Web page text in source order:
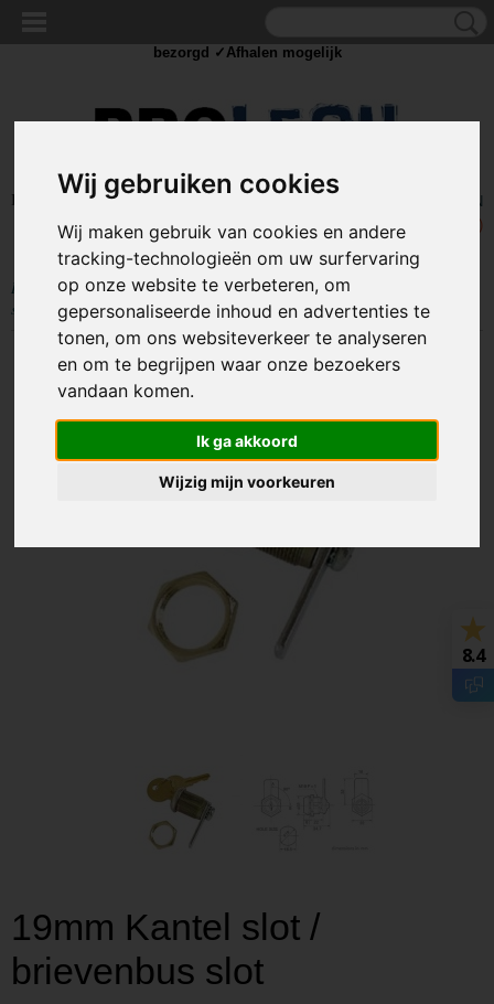
Wij gebruiken cookies
Wij maken gebruik van cookies en andere
tracking-technologieën om uw surfervaring
op onze website te verbeteren, om
gepersonaliseerde inhoud en advertenties te
tonen, om ons websiteverkeer te analyseren
en om te begrijpen waar onze bezoekers
vandaan komen.
Ik ga akkoord
Wijzig mijn voorkeuren
Inloggen Registreren
UW WINKELWAGEN
Geen producten
(0)
Home >SLOTEN>Brievenbus / kantel sloten> Locker slot - Unieke
sleutels >19mm Kantel slot / brievenbus slot
19mm Kantel slot /
brievenbus slot
bezorgd ✓Afhalen mogelijk
8.4